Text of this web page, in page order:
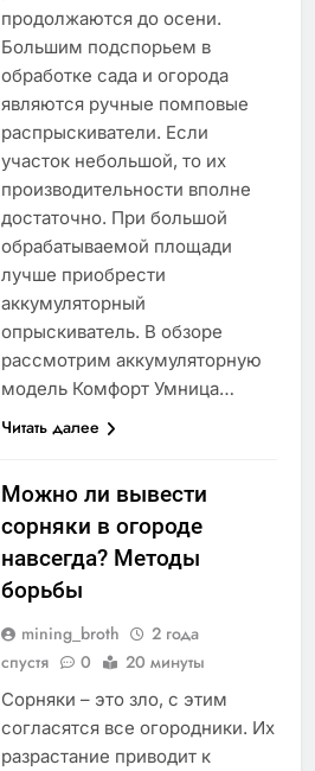
продолжаются до осени.
Большим подспорьем в
обработке сада и огорода
являются ручные помповые
распрыскиватели. Если
участок небольшой, то их
производительности вполне
достаточно. При большой
обрабатываемой площади
лучше приобрести
аккумуляторный
опрыскиватель. В обзоре
рассмотрим аккумуляторную
модель Комфорт Умница…
Читать далее
Можно ли вывести
сорняки в огороде
навсегда? Методы
борьбы
mining_broth
2 года
спустя
0 20 минуты
Сорняки – это зло, с этим
согласятся все огородники. Их
разрастание приводит к